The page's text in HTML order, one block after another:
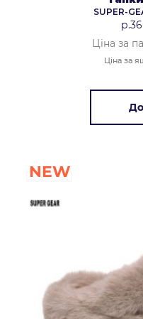
SUPER-
Ціна за
Ціна за
NEW